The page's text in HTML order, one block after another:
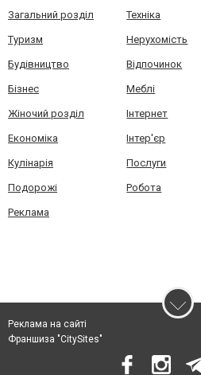
Загальний розділ Техніка
Туризм Нерухомість
Будівництво Відпочинок
Бізнес Меблі
Жіночий розділ Інтернет
Економіка Інтер'єр
Кулінарія Послуги
Подорожі Робота
Реклама
Реклама на сайті
Франшиза "CitySites"